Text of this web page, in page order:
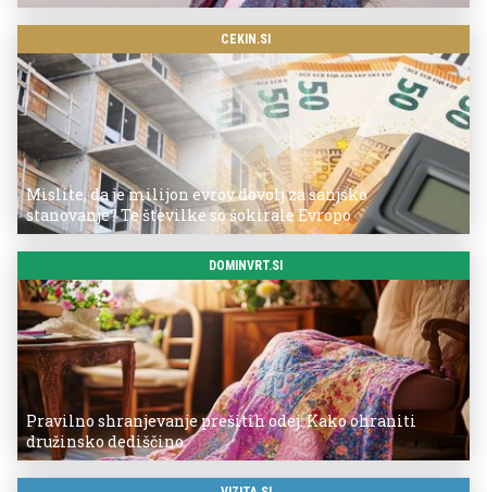
CEKIN.SI
Mislite, da je milijon evrov dovolj za sanjsko
stanovanje? Te številke so šokirale Evropo
DOMINVRT.SI
Pravilno shranjevanje prešitih odej: Kako ohraniti
družinsko dediščino